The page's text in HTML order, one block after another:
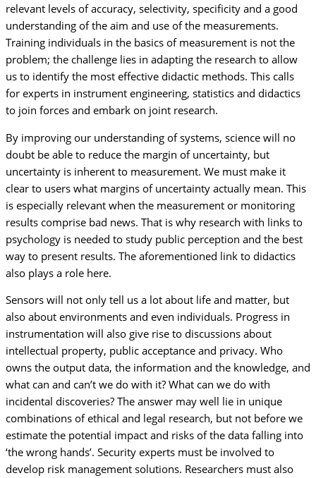
relevant levels of accuracy, selectivity, specificity and a good
understanding of the aim and use of the measurements.
Training individuals in the basics of measurement is not the
problem; the challenge lies in adapting the research to allow
us to identify the most effective didactic methods. This calls
for experts in instrument engineering, statistics and didactics
to join forces and embark on joint research.
By improving our understanding of systems, science will no
doubt be able to reduce the margin of uncertainty, but
uncertainty is inherent to measurement. We must make it
clear to users what margins of uncertainty actually mean. This
is especially relevant when the measurement or monitoring
results comprise bad news. That is why research with links to
psychology is needed to study public perception and the best
way to present results. The aforementioned link to didactics
also plays a role here.
Sensors will not only tell us a lot about life and matter, but
also about environments and even individuals. Progress in
instrumentation will also give rise to discussions about
intellectual property, public acceptance and privacy. Who
owns the output data, the information and the knowledge, and
what can and can’t we do with it? What can we do with
incidental discoveries? The answer may well lie in unique
combinations of ethical and legal research, but not before we
estimate the potential impact and risks of the data falling into
‘the wrong hands’. Security experts must be involved to
develop risk management solutions. Researchers must also